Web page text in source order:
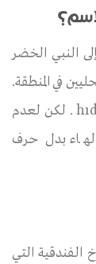
النبي الخضر
في المنطقة.
كما أن التسمية باللغة التركية hıdırnebi yaylası . لكن لعدم
بدل حرف
التي